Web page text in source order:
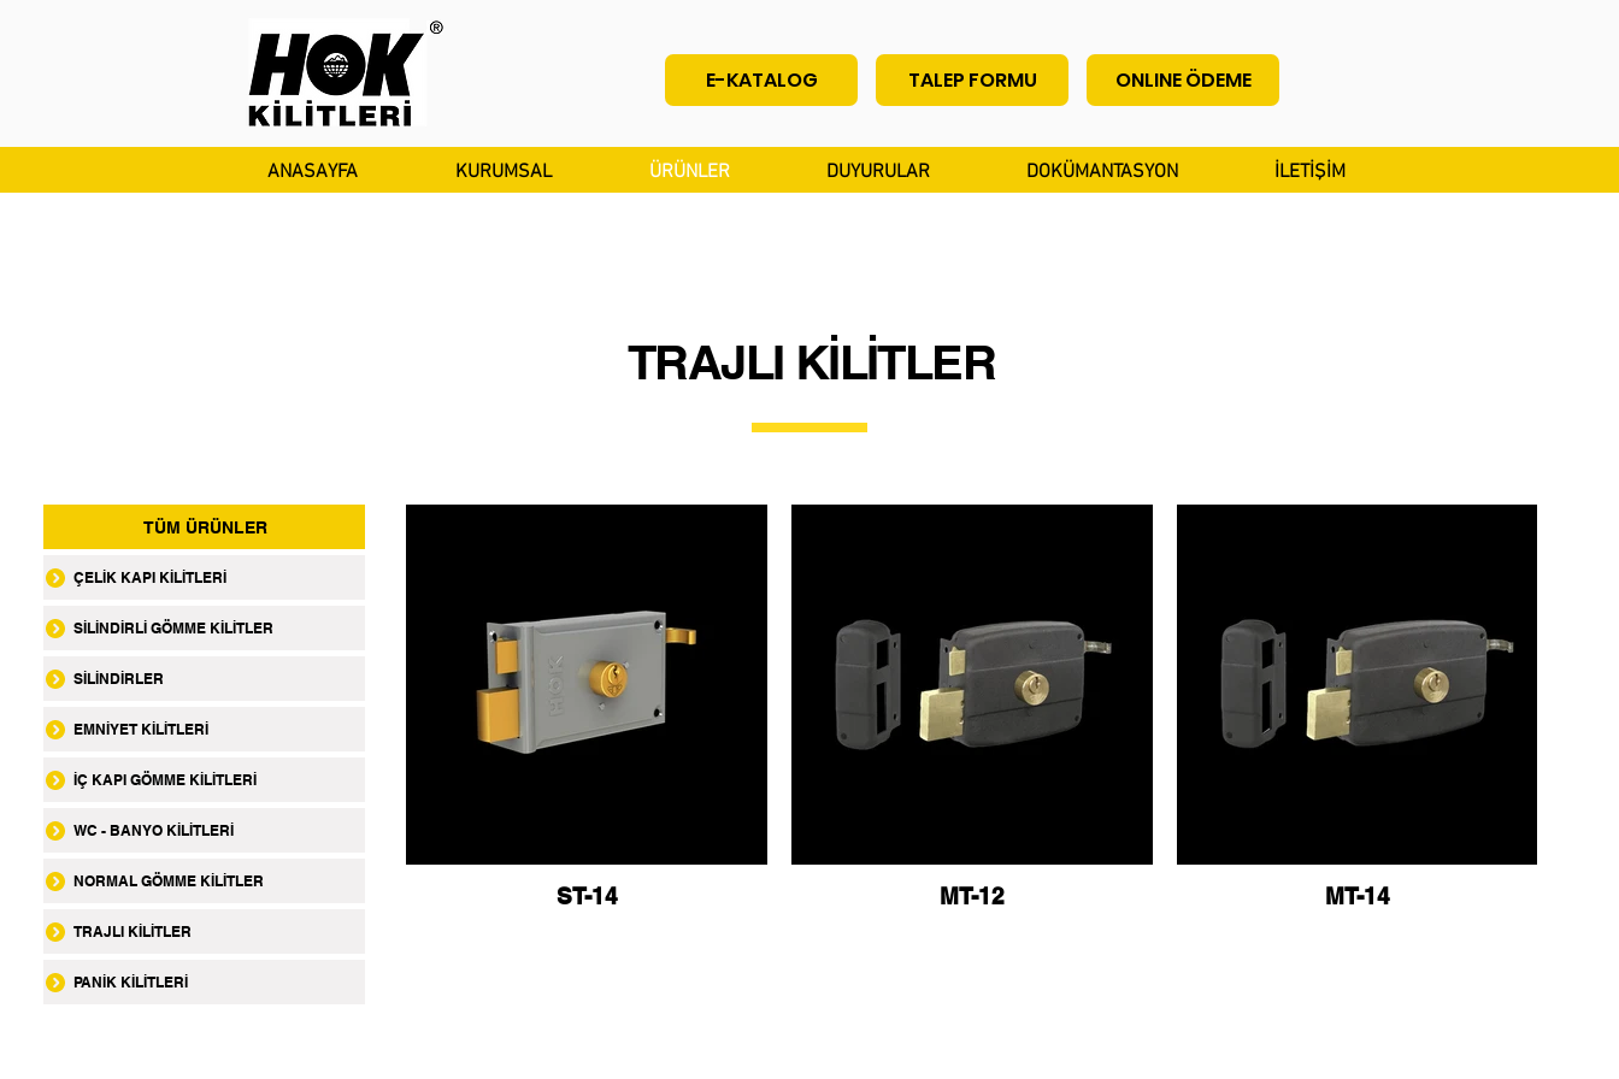
E-KATALOG TALEP FORMU ONLINE ÖDEME
ANASAYFA KURUMSAL ÜRÜNLER DUYURULAR DOKÜMANTASYON İLETİŞİM
TRAJLI KİLİTLER
TÜM ÜRÜNLER
ÇELİK KAPI KİLİTLERİ
SİLİNDİRLİ GÖMME KİLİTLER
SİLİNDİRLER
EMNİYET KİLİTLERİ
İÇ KAPI GÖMME KİLİTLERİ
WC - BANYO KİLİTLERİ
NORMAL GÖMME KİLİTLER
TRAJLI KİLİTLER
PANİK KİLİTLERİ
ST-14 MT-12 MT-14